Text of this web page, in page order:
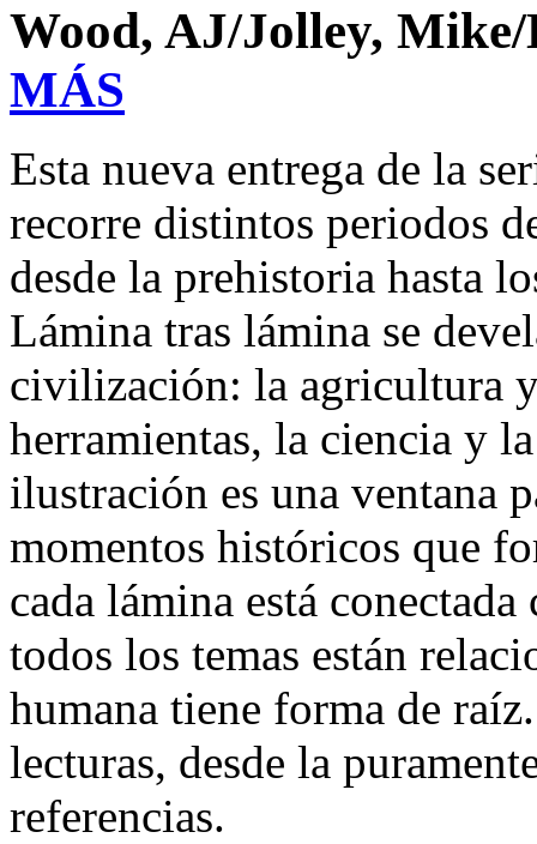
Wood, AJ/Jolley,
MÁS
Esta nueva entrega de la
recorre distintos periodos
desde la prehistoria hasta
Lámina tras lámina se
civilización: la agricultura
herramientas, la ciencia y
ilustración es una ventana
momentos históricos que
cada lámina está
todos los temas están
humana tiene forma de
lecturas, desde la
referencias.